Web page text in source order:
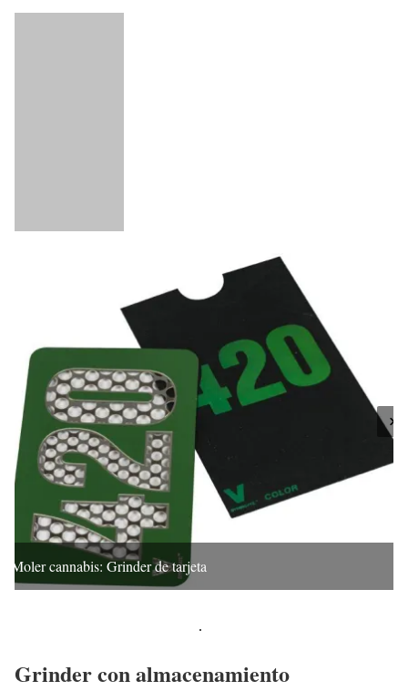
Moler cannabis: Grinder de tarjeta
Grinder con almacenamiento